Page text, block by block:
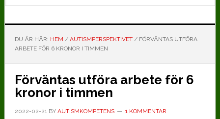
DU ÄR HÄR: HEM / AUTISMPERSPEKTIVET /FÖRVÄNTAS UTFÖRA
ARBETE FÖR 6 KRONOR I TIMMEN
Förväntas utföra arbete för 6
kronor i timmen
2022-02-21BY AUTISMKOMPETENS 1 KOMMENTAR